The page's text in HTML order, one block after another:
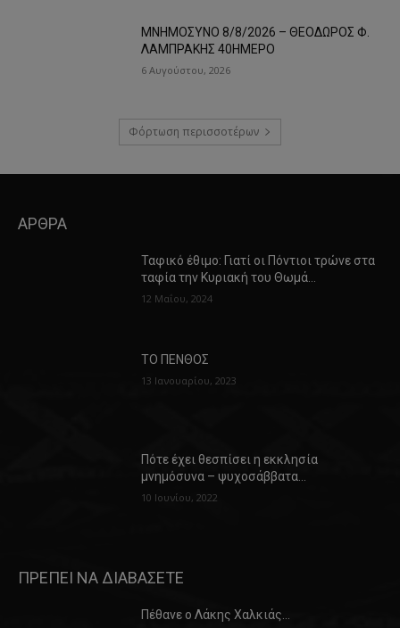
ΜΝΗΜΟΣΥΝΟ 8/8/2026 – ΘΕΟΔΩΡΟΣ Φ.
ΛΑΜΠΡΑΚΗΣ 40ΗΜΕΡΟ
6 Αυγούστου, 2026
Φόρτωση περισσοτέρων
ΑΡΘΡΑ
Ταφικό έθιμο: Γιατί οι Πόντιοι τρώνε στα
ταφία την Κυριακή του Θωμά…
12 Μαΐου, 2024
ΤΟ ΠΕΝΘΟΣ
13 Ιανουαρίου, 2023
Πότε έχει θεσπίσει η εκκλησία
μνημόσυνα – ψυχοσάββατα…
10 Ιουνίου, 2022
ΠΡΕΠΕΙ ΝΑ ΔΙΑΒΑΣΕΤΕ
Πέθανε ο Λάκης Χαλκιάς…